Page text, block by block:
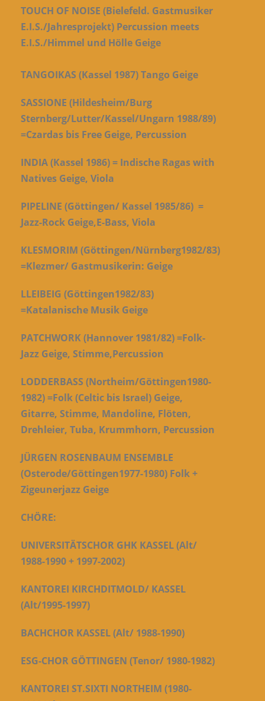
TOUCH OF NOISE (Bielefeld. Gastmusiker
E.I.S./Jahresprojekt) Percussion meets
E.I.S./Himmel und Hölle Geige
TANGOIKAS (Kassel 1987) Tango Geige
SASSIONE (Hildesheim/Burg
Sternberg/Lutter/Kassel/Ungarn 1988/89)
=Czardas bis Free Geige, Percussion
INDIA (Kassel 1986) = Indische Ragas with
Natives Geige, Viola
PIPELINE (Göttingen/ Kassel 1985/86) =
Jazz-Rock Geige,E-Bass, Viola
KLESMORIM (Göttingen/Nürnberg1982/83)
=Klezmer/ Gastmusikerin: Geige
LLEIBEIG (Göttingen1982/83)
=Katalanische Musik Geige
PATCHWORK (Hannover 1981/82) =Folk-
Jazz Geige, Stimme,Percussion
LODDERBASS (Northeim/Göttingen1980-
1982) =Folk (Celtic bis Israel) Geige,
Gitarre, Stimme, Mandoline, Flöten,
Drehleier, Tuba, Krummhorn, Percussion
JÜRGEN ROSENBAUM ENSEMBLE
(Osterode/Göttingen1977-1980) Folk +
Zigeunerjazz Geige
CHÖRE:
UNIVERSITÄTSCHOR GHK KASSEL (Alt/
1988-1990 + 1997-2002)
KANTOREI KIRCHDITMOLD/ KASSEL
(Alt/1995-1997)
BACHCHOR KASSEL (Alt/ 1988-1990)
ESG-CHOR GÖTTINGEN (Tenor/ 1980-1982)
KANTOREI ST.SIXTI NORTHEIM (1980-